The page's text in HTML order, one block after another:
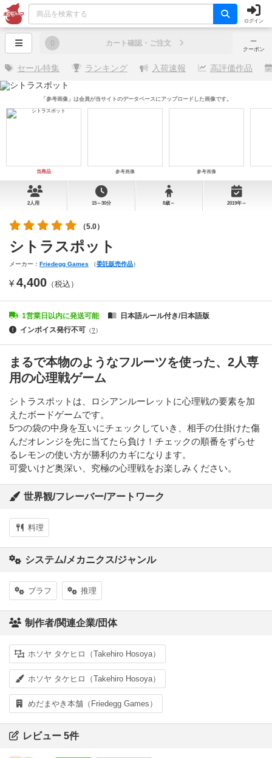
ログイン
─
クーポン
0 カート確認・ご注文
セール特集 ランキング 入荷速報 高評価作品
当商品 参考画像 参考画像
「参考画像」は会員が当サイトのデータベースにアップロードした画像です。
2人用 15～30分 8歳～ 2019年～
（5.0）
シトラスポット
メーカー： Friedegg Games （委託販売作品）
¥ 4,400 （税込）
1営業日以内に発送可能
日本語ルール付き/日本語版
インボイス発行不可 （?）
まるで本物のようなフルーツを使った、2人専
用の心理戦ゲーム
シトラスポットは、ロシアンルーレットに心理戦の要素を加
えたボードゲームです。
5つの袋の中身を互いにチェックしていき、相手の仕掛けた傷
んだオレンジを先に当てたら負け！チェックの順番をずらせ
るレモンの使い方が勝利のカギになります。
可愛いけど奥深い、究極の心理戦をお楽しみください。
世界観/フレーバー/アートワーク
料理
システム/メカニクス/ジャンル
ブラフ 推理
制作者/関連企業/団体
ホソヤ タケヒロ（Takehiro Hosoya）
ホソヤ タケヒロ（Takehiro Hosoya）
めだまやき本舗（Friedegg Games）
レビュー 5件